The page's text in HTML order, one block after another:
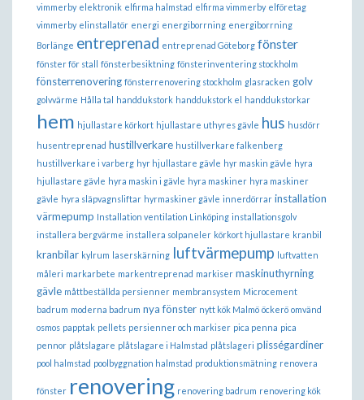
vimmerby elektronik elfirma halmstad elfirma vimmerby elföretag
vimmerby elinstallatör energi energiborrning energiborrning
Borlänge entreprenad entreprenad Göteborg fönster
fönster för stall fönsterbesiktning fönsterinventering stockholm
fönsterrenovering fönsterrenovering stockholm glasracken golv
golvvärme Hålla tal handdukstork handdukstork el handdukstorkar
hem hjullastare körkort hjullastare uthyres gävle hus husdörr
husentreprenad hustillverkare hustillverkare falkenberg
hustillverkare i varberg hyr hjullastare gävle hyr maskin gävle hyra
hjullastare gävle hyra maskin i gävle hyra maskiner hyra maskiner
gävle hyra släpvagnsliftar hyrmaskiner gävle innerdörrar installation
värmepump Installation ventilation Linköping installationsgolv
installera bergvärme installera solpaneler körkort hjullastare kranbil
kranbilar kylrum laserskärning luftvärmepump luftvatten
måleri markarbete markentreprenad markiser maskinuthyrning
gävle måttbeställda persienner membransystem Microcement
badrum moderna badrum nya fönster nytt kök Malmö öckerö omvänd
osmos papptak pellets persienner och markiser pica penna pica
pennor plåtslagare plåtslagare i Halmstad plåtslageri plisségardiner
pool halmstad poolbyggnation halmstad produktionsmätning renovera
fönster renovering renovering badrum renovering kök